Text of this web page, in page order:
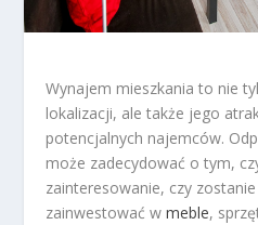
Wynajem mieszkania to nie
lokalizacji, ale także jego
potencjalnych najemców.
może zadecydować o tym,
zainteresowanie, czy
zainwestować wmeble,